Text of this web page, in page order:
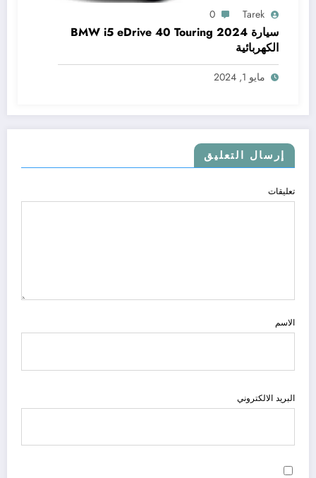
Tarek
0
سيارة BMW i5 eDrive 40 Touring 2024
الكهربائية
مايو 1, 2024
إرسال التعليق
تعليقات
الاسم
البريد الالكتروني